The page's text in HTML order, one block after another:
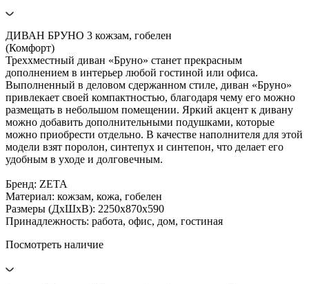
ДИВАН БРУНО 3 кожзам, гобелен
Треххместный диван «Бруно» станет прекрасным
дополнением в интерьер любой гостиной или офиса.
Выполненный в деловом сдержанном стиле, диван «Бруно»
привлекает своей компактностью, благодаря чему его можно
размещать в небольшом помещении. Яркий акцент к дивану
можно добавить дополнительными подушками, которые
можно приобрести отдельно. В качестве наполнителя для этой
модели взят поролон, синтепух и синтепон, что делает его
удобным в уходе и долговечным.
Бренд: ZETA
Материал: кожзам, кожа, гобелен
Размеры (ДхШхВ): 2250х870х590
Принадлежность: работа, офис, дом, гостиная
Посмотреть наличие